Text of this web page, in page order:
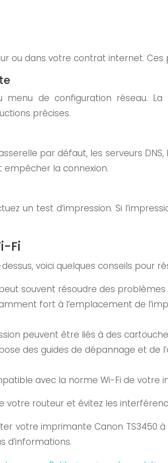
dans votre contrat internet. Ces
menu de configuration réseau.
précises.
par défaut, les serveurs
empêcher la connexion.
un test d’impression. Si
Fi
voici quelques conseils pour
souvent résoudre des
fort à l’emplacement de
peuvent être liés à des
des guides de dépannage et de
avec la norme Wi-Fi de votre
routeur et évitez les
imprimante Canon TS3450 à
d’informations.